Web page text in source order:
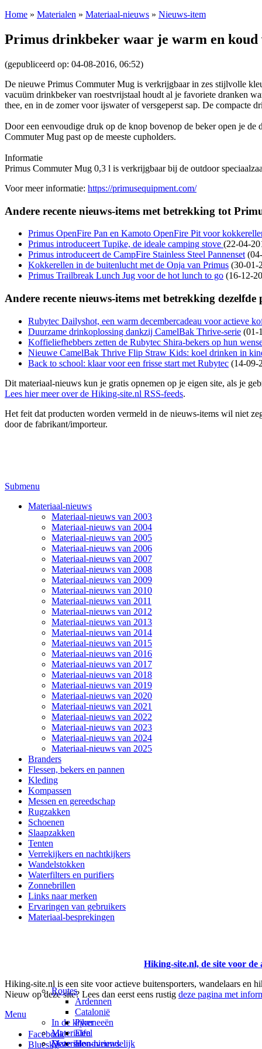
Home » Materialen » Materiaal-nieuws » Nieuws-item
Primus drinkbeker waar je warm en koud
(gepubliceerd op: 04-08-2016, 06:52)
De nieuwe Primus Commuter Mug is verkrijgbaar in zes stijlvolle
vacuüm drinkbeker van roestvrijstaal houdt al je favoriete dranken
thee, en in de zomer voor ijswater of versgeperst sap. De compacte
Door een eenvoudige druk op de knop bovenop de beker open je
Commuter Mug past op de meeste cupholders.
Informatie
Primus Commuter Mug 0,3 l is verkrijgbaar bij de outdoor
Voor meer informatie: https://primusequipment.com/
Andere recente nieuws-items met betrekking tot
Primus OpenFire Pan en Kamoto OpenFire Pit voor
Primus introduceert Tupike, de ideale camping stove (22-04-
Primus introduceert de CampFire Stainless Steel Pannenset
Kokkerellen in de buitenlucht met de Onja van Primus (30-01-
Primus Trailbreak Lunch Jug voor de hot lunch to go (16-12-
Andere recente nieuws-items met betrekking
Rubytec Dailyshot, een warm decembercadeau voor actieve
Duurzame drinkoplossing dankzij CamelBak Thrive-serie (01-
Koffieliefhebbers zetten de Rubytec Shira-bekers op hun
Nieuwe CamelBak Thrive Flip Straw Kids: koel drinken in
Back to school: klaar voor een frisse start met Rubytec (14-09-
Dit materiaal-nieuws kun je gratis opnemen op je eigen site, als je
Lees hier meer over de Hiking-site.nl RSS-feeds.
Het feit dat producten worden vermeld in de nieuws-items wil niet
door de fabrikant/importeur.
Submenu
Materiaal-nieuws
Materiaal-nieuws van 2003
Materiaal-nieuws van 2004
Materiaal-nieuws van 2005
Materiaal-nieuws van 2006
Materiaal-nieuws van 2007
Materiaal-nieuws van 2008
Materiaal-nieuws van 2009
Materiaal-nieuws van 2010
Materiaal-nieuws van 2011
Materiaal-nieuws van 2012
Materiaal-nieuws van 2013
Materiaal-nieuws van 2014
Materiaal-nieuws van 2015
Materiaal-nieuws van 2016
Materiaal-nieuws van 2017
Materiaal-nieuws van 2018
Materiaal-nieuws van 2019
Materiaal-nieuws van 2020
Materiaal-nieuws van 2021
Materiaal-nieuws van 2022
Materiaal-nieuws van 2023
Materiaal-nieuws van 2024
Materiaal-nieuws van 2025
Branders
Flessen, bekers en pannen
Kleding
Kompassen
Messen en gereedschap
Rugzakken
Schoenen
Slaapzakken
Tenten
Verrekijkers en nachtkijkers
Wandelstokken
Waterfilters en purifiers
Zonnebrillen
Links naar merken
Ervaringen van gebruikers
Materiaal-besprekingen
Hiking-site.nl, de site voor de
Hiking-site.nl is een site voor actieve buitensporters, wandelaars en
Nieuw op deze site? Lees dan eerst eens rustig deze pagina met
Menu
Facebook
Bluesky
In de kijker
Materialen
Materialen-nieuws
Routes
Ardennen
Catalonië
Pyreneeën
Eifel
Hondvriendelijk
Deze site